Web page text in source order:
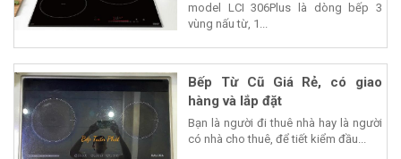
model LCI 306Plus là dòng bếp 3
vùng nấu từ, 1...
Bếp Từ Cũ Giá Rẻ, có giao
hàng và lắp đặt
Bạn là người đi thuê nhà hay là người
có nhà cho thuê, để tiết kiểm đầu...